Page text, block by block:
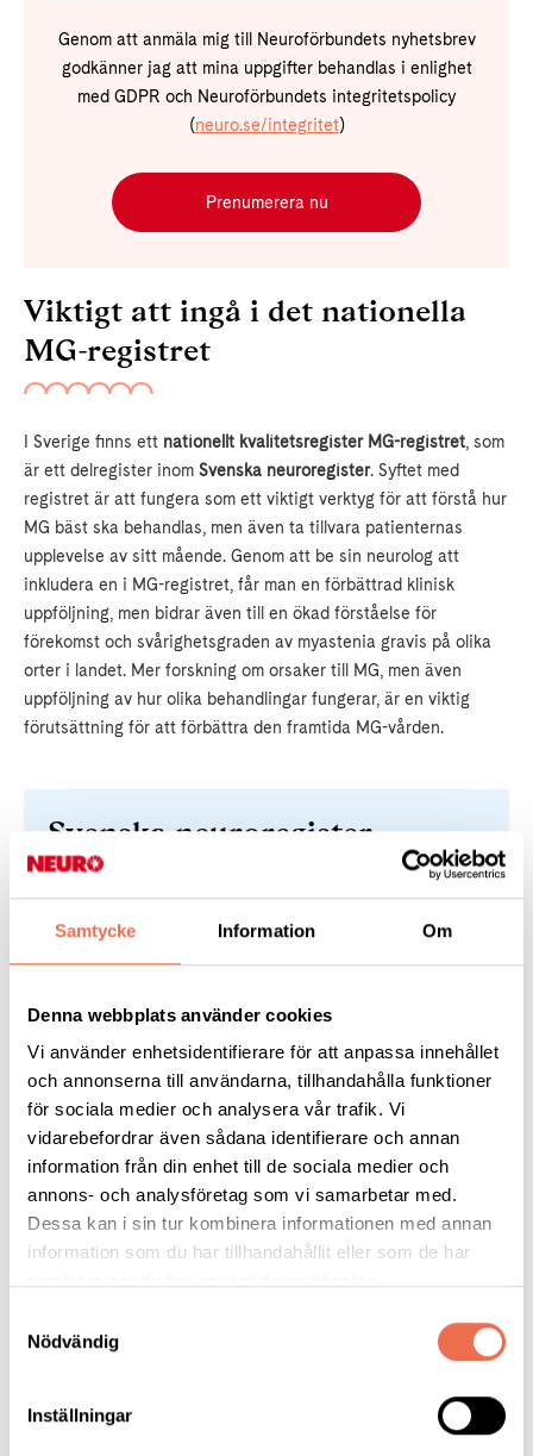
Samtycke Information Om
Denna webbplats använder cookies
Vi använder enhetsidentifierare för att anpassa innehållet
och annonserna till användarna, tillhandahålla funktioner
för sociala medier och analysera vår trafik. Vi
vidarebefordrar även sådana identifierare och annan
information från din enhet till de sociala medier och
annons- och analysföretag som vi samarbetar med.
Dessa kan i sin tur kombinera informationen med annan
information som du har tillhandahållit eller som de har
Nödvändig
Inställningar
Genom att anmäla mig till Neuroförbundets nyhetsbrev
godkänner jag att mina uppgifter behandlas i enlighet
med GDPR och Neuroförbundets integritetspolicy
(neuro.se/integritet)
Prenumerera nu
Viktigt att ingå i det nationella
MG-registret
I Sverige finns ett nationellt kvalitetsregister MG-registret, som
är ett delregister inom Svenska neuroregister. Syftet med
registret är att fungera som ett viktigt verktyg för att förstå hur
MG bäst ska behandlas, men även ta tillvara patienternas
upplevelse av sitt mående. Genom att be sin neurolog att
inkludera en i MG-registret, får man en förbättrad klinisk
uppföljning, men bidrar även till en ökad förståelse för
förekomst och svårighetsgraden av myastenia gravis på olika
orter i landet. Mer forskning om orsaker till MG, men även
uppföljning av hur olika behandlingar fungerar, är en viktig
förutsättning för att förbättra den framtida MG-vården.
Svenska neuroregister
Källa: Fredrik Piehl, professor i neurologi vid
Karolinska institutet.
Råd och stöd
Som medlem i Neuroförbundet har du
möjlighet att få prata med en av våra
har egen erfarenhet av att leva med en